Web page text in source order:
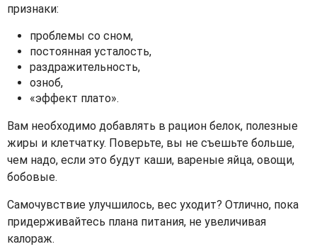
признаки:
проблемы со сном,
постоянная усталость,
раздражительность,
озноб,
«эффект плато».
Вам необходимо добавлять в рацион белок, полезные
жиры и клетчатку. Поверьте, вы не съешьте больше,
чем надо, если это будут каши, вареные яйца, овощи,
бобовые.
Самочувствие улучшилось, вес уходит? Отлично, пока
придерживайтесь плана питания, не увеличивая
калораж.